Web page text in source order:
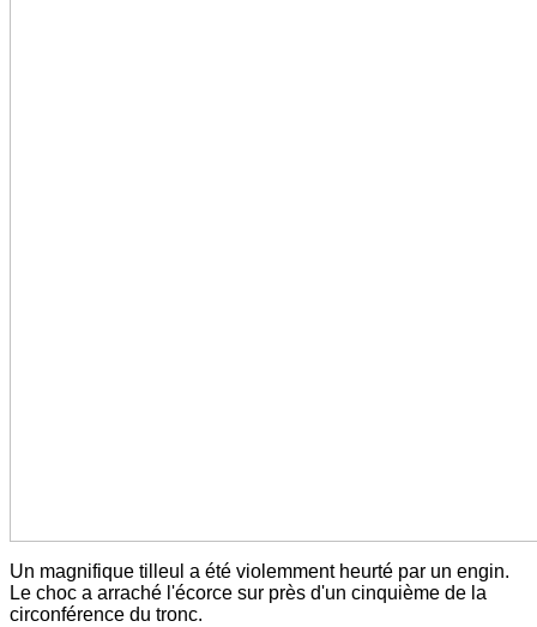
Un magnifique tilleul a été violemment heurté par un engin.
Le choc a arraché l'écorce sur près d'un cinquième de la
circonférence du tronc.